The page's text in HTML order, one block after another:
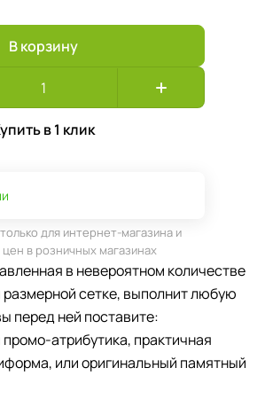
В корзину
в 1 клик
для интернет-магазина и
в розничных магазинах
в невероятном количестве
сетке, выполнит любую
перед ней поставите:
атрибутика, практичная
или оригинальный памятный